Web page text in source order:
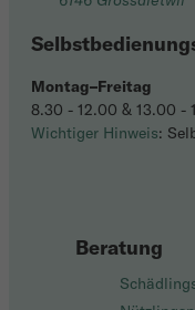
Beratung
Montag–Freitag
8.30 - 12.00 & 13.00 -
Wichtiger Hinweis: